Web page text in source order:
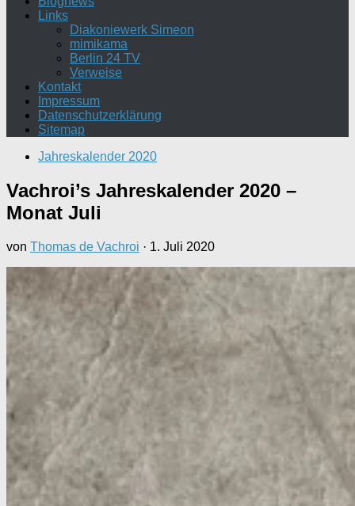
Links
Diakoniewerk Simeon
mimikama
Berlin 24 TV
Verweise
Kontakt
Impressum
Datenschutzerklärung
Sitemap
Jahreskalender 2020
Vachroi’s Jahreskalender 2020 –
Monat Juli
von Thomas de Vachroi · 1. Juli 2020